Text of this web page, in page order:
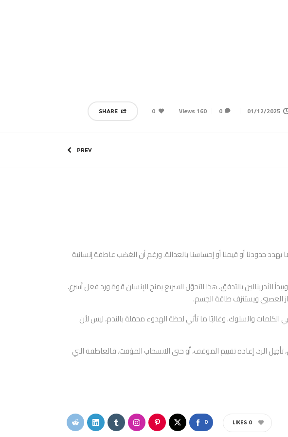
01/12/2025
0
160 Views
0
SHARE
PREV
حدودنا أو قيمنا أو إحساسنا بالعدالة. ورغم أن الغضب عاطفة إنسانية
الأدرينالين بالتدفق. هذا التحوّل السريع يمنح الإنسان قوة ورد فعل أسرع،
العصبي ويستنزف طاقة الجسم.
الكلمات والسلوك. وغالبًا ما تأتي لحظة الهدوء محمّلة بالندم، ليس لأن
الرد، إعادة تقييم الموقف، أو حتى الانسحاب المؤقت. فالعاطفة التي
0 0
LIKES